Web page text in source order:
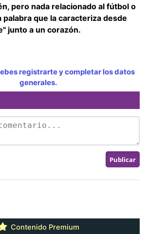
pero nada relacionado al fútbol o
palabra que la caracteriza desde
junto a un corazón.
registrarte y completar los datos
generales.
Contenido Premium